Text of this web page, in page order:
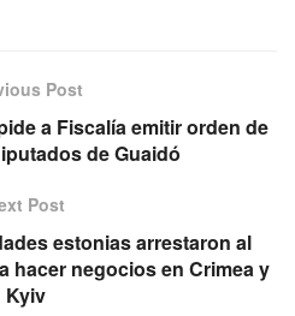
Post
a Fiscalía emitir orden de
de Guaidó
Post
estonias arrestaron al
hacer negocios en Crimea y
Kyiv